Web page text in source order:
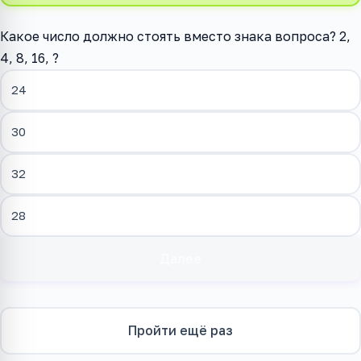
Какое число должно стоять вместо знака вопроса? 2,
4, 8, 16, ?
24
30
32
28
Пройти ещё раз